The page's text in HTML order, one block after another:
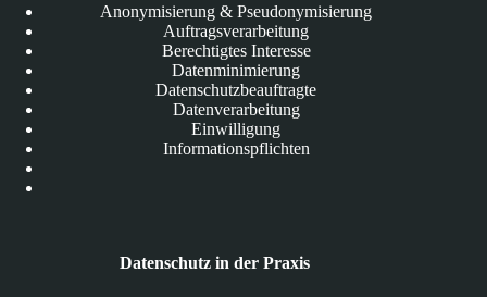
Anonymisierung & Pseudonymisierung
Auftragsverarbeitung
Berechtigtes Interesse
Datenminimierung
Datenschutzbeauftragte
Datenverarbeitung
Einwilligung
Informationspflichten
Datenschutz in der Praxis